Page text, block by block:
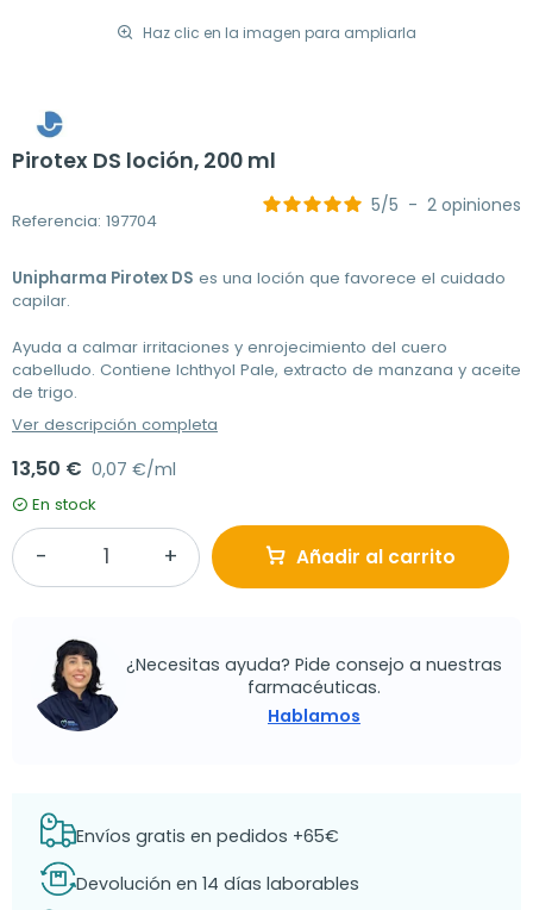
Haz clic en la imagen para ampliarla
Pirotex DS loción, 200 ml
Referencia: 197704
5/5 - 2 opiniones
Unipharma Pirotex DS es una loción que favorece el cuidado
capilar.
Ayuda a calmar irritaciones y enrojecimiento del cuero
cabelludo. Contiene Ichthyol Pale, extracto de manzana y aceite
de trigo.
Ver descripción completa
13,50 € 0,07 €/ml
En stock
Añadir al carrito
¿Necesitas ayuda? Pide consejo a nuestras
farmacéuticas.
Hablamos
Envíos gratis en pedidos +65€
Devolución en 14 días laborables